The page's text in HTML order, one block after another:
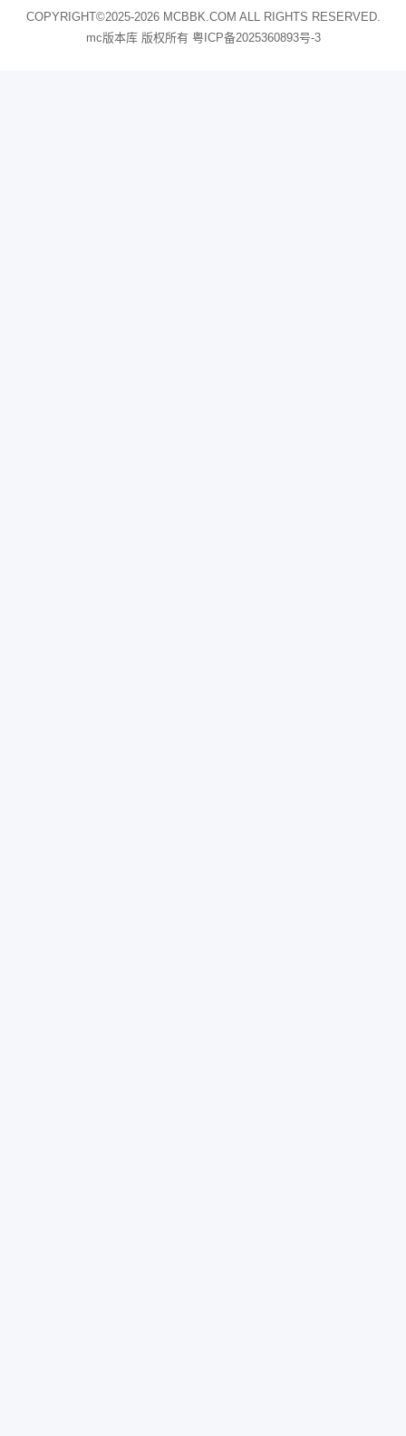
COPYRIGHT©2025-2026 MCBBK.COM ALL RIGHTS RESERVED.
mc版本库 版权所有 粤ICP备2025360893号-3